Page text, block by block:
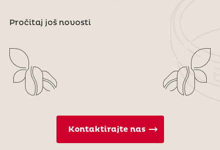
Pročitaj još novosti
Kontaktirajte nas